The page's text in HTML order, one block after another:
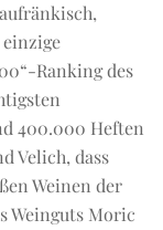
Ranking des
400.000 Heften
Velich, dass
Weinen der
Weinguts Moric